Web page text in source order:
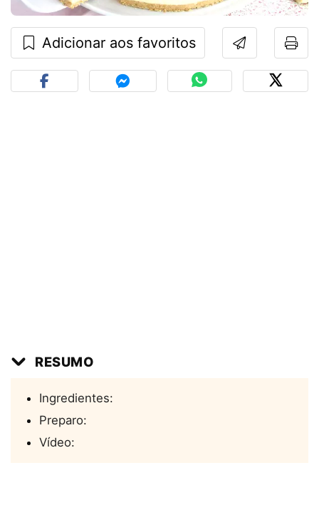
Adicionar aos favoritos
RESUMO
Ingredientes:
Preparo:
Vídeo: